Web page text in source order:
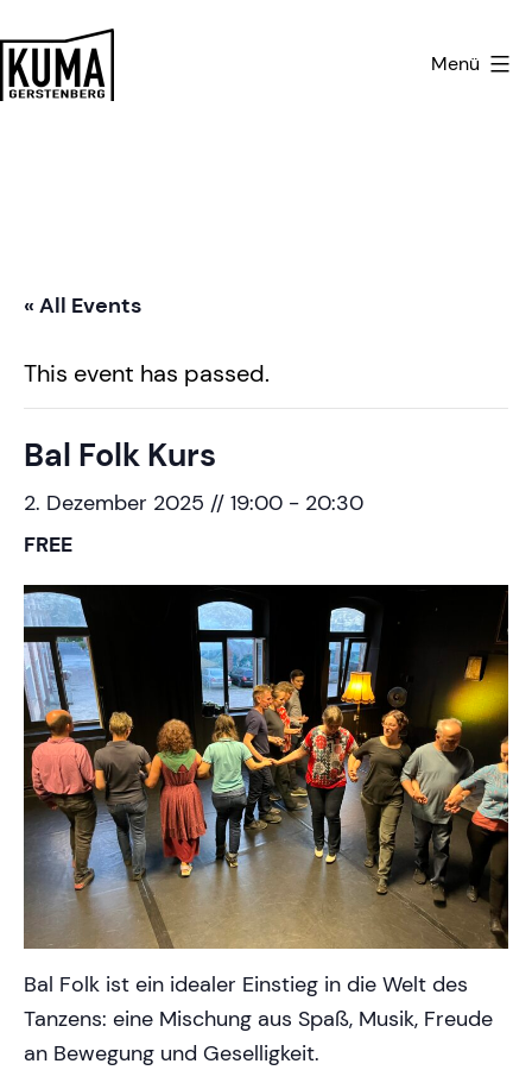
Inhalt
springen
Menü
« All Events
This event has passed.
Bal Folk Kurs
2. Dezember 2025 // 19:00 - 20:30
FREE
Bal Folk ist ein idealer Einstieg in die Welt des
Tanzens: eine Mischung aus Spaß, Musik, Freude
an Bewegung und Geselligkeit.